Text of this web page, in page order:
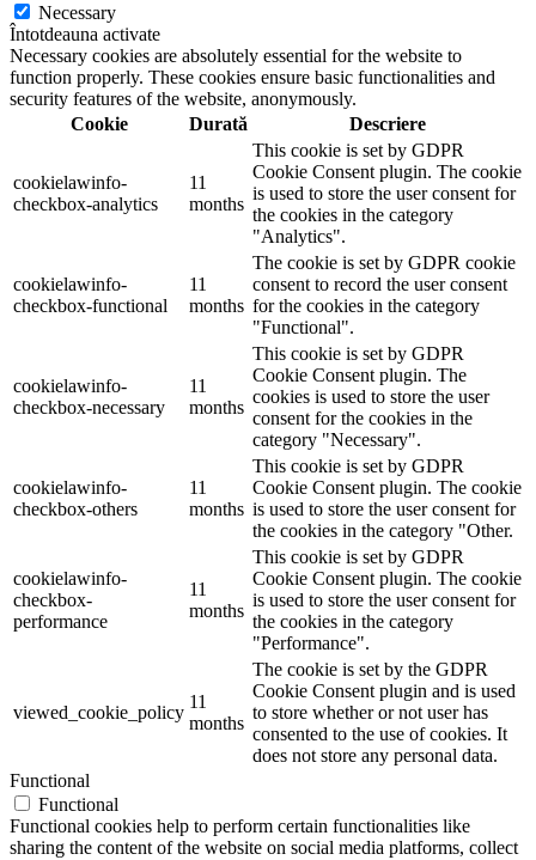
Necessary
Întotdeauna activate
Necessary cookies are absolutely essential for the website to
function properly. These cookies ensure basic functionalities and
security features of the website, anonymously.
Cookie
Durată Descriere
cookielawinfo-
checkbox-analytics
11
months
This cookie is set by GDPR
Cookie Consent plugin. The cookie
is used to store the user consent for
the cookies in the category
"Analytics".
cookielawinfo-
checkbox-functional
11
months
The cookie is set by GDPR cookie
consent to record the user consent
for the cookies in the category
"Functional".
cookielawinfo-
checkbox-necessary
11
months
This cookie is set by GDPR
Cookie Consent plugin. The
cookies is used to store the user
consent for the cookies in the
category "Necessary".
cookielawinfo-
checkbox-others
11
months
This cookie is set by GDPR
Cookie Consent plugin. The cookie
is used to store the user consent for
the cookies in the category "Other.
cookielawinfo-
checkbox-
performance
11
months
This cookie is set by GDPR
Cookie Consent plugin. The cookie
is used to store the user consent for
the cookies in the category
"Performance".
viewed_cookie_policy
11
months
The cookie is set by the GDPR
Cookie Consent plugin and is used
to store whether or not user has
consented to the use of cookies. It
does not store any personal data.
Functional
Functional
Functional cookies help to perform certain functionalities like
sharing the content of the website on social media platforms, collect